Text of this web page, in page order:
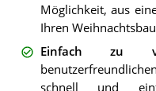
Möglichkeit, aus
Ihren
Einfach zu
schnell und